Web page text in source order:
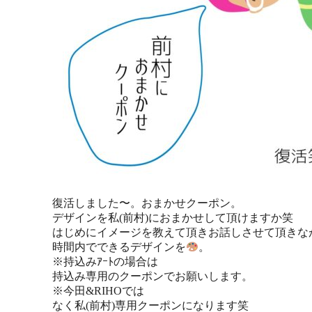
復活しました〜。おまかせクーポン。
デザインを私(前村)におまかせして頂けますか笑
はじめにイメージを教えて頂きお話しさせて頂きな
時間内でできるデザインを
。
※持込みｱｰﾄの場合は
持込み専用のクーポンでお願いします。
※今田&RIHOでは
なく私(前村)専用クーポンになります笑